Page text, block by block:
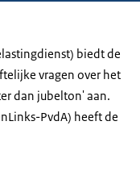
biedt de
vragen over het
dan jubelton' aan.
PvdA) heeft de